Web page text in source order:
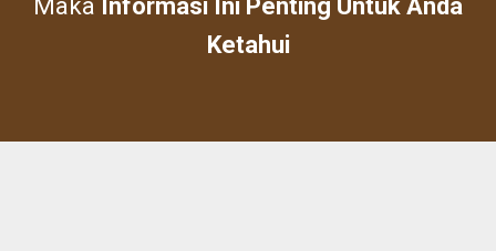
Maka Informasi Ini Penting Untuk Anda
Ketahui